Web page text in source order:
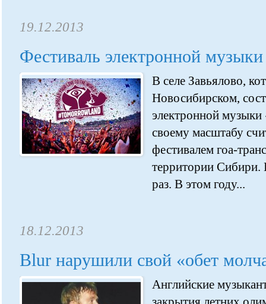
19.12.2013
Фестиваль электронной музыки
В селе Завьялово,
Новосибирском,
электронной
своему масштабу
фестивалем гоа-
территории Сибири.
раз. В этом году...
18.12.2013
Blur нарушили свой «обет
Английские